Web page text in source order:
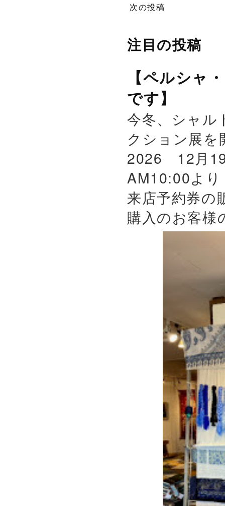
次の投稿
注目の投稿
【ペルシャ
です】
今冬、シャル
クション展
2026 12月19
AM10:00よ
来店予約券の
購入のお客様